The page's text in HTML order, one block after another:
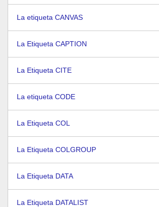
La etiqueta CANVAS
La Etiqueta CAPTION
La Etiqueta CITE
La etiqueta CODE
La Etiqueta COL
La Etiqueta COLGROUP
La Etiqueta DATA
La Etiqueta DATALIST